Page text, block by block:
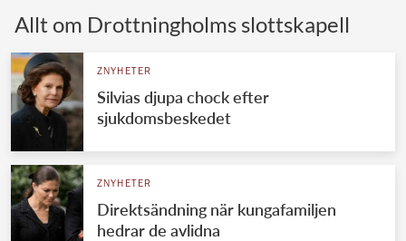
UTLÄNDSKT
VÄRLDENS KUNGAHUS
Svenska kungahuset
Brittiska kungahuset
REDAKTION
Allt om Drottningholms slottskapell
ZNYHETER
Silvias djupa chock efter
sjukdomsbeskedet
ZNYHETER
Direktsändning när kungafamiljen
hedrar de avlidna